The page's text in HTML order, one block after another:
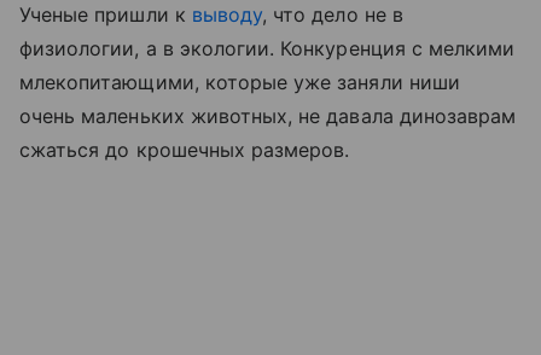
Ученые пришли к выводу, что дело не в
физиологии, а в экологии. Конкуренция с мелкими
млекопитающими, которые уже заняли ниши
очень маленьких животных, не давала динозаврам
сжаться до крошечных размеров.